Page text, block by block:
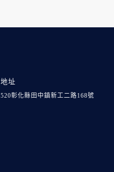
地址
520彰化縣田中鎮新工二路168號